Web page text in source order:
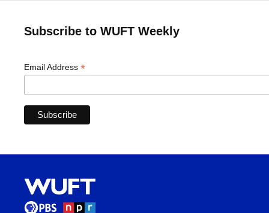
Subscribe to WUFT Weekly
Email Address *